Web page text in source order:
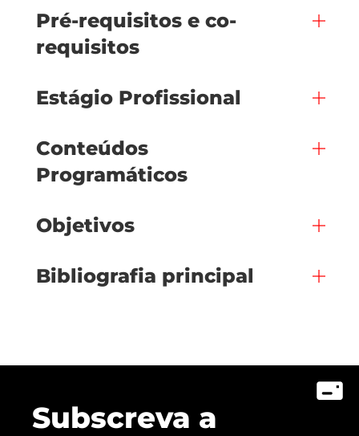
Pré-requisitos e co-
requisitos
Estágio Profissional
Conteúdos
Programáticos
Objetivos
Bibliografia principal
Subscreva a